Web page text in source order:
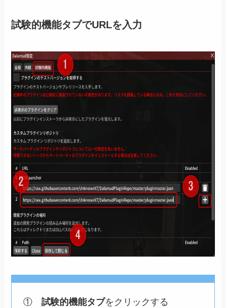
試験的機能タブでURLを入力
① 試験的機能タブをクリックする